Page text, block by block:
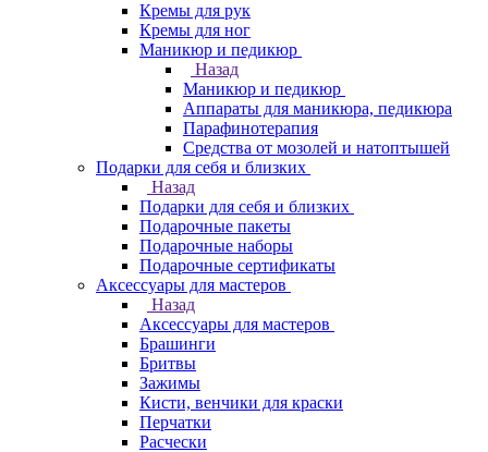
Кремы для рук
Кремы для ног
Маникюр и педикюр
Назад
Маникюр и педикюр
Аппараты для маникюра, педикюра
Парафинотерапия
Средства от мозолей и натоптышей
Подарки для себя и близких
Назад
Подарки для себя и близких
Подарочные пакеты
Подарочные наборы
Подарочные сертификаты
Аксессуары для мастеров
Назад
Аксессуары для мастеров
Брашинги
Бритвы
Зажимы
Кисти, венчики для краски
Перчатки
Расчески